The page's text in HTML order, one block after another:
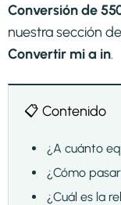
Conversión de
nuestra sección de
Convertir mi a in.
📋 Contenido
¿A cuánto
¿Cómo
¿Cuál es la